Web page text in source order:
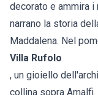
decorato e ammira
narrano la storia
Maddalena. Nel
Villa Rufolo
, un gioiello
collina sopra